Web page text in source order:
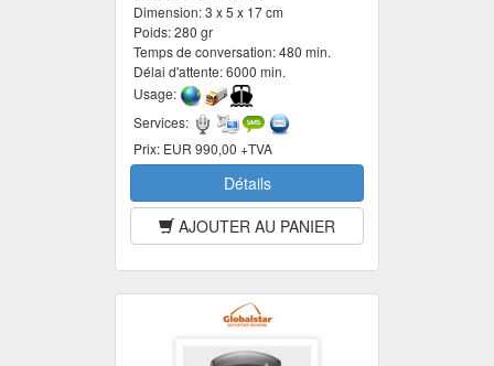
Dimension:3 x 5 x 17 cm
Poids:280 gr
Temps de conversation:480 min.
Délai d'attente:6000 min.
Usage:
Services:
Prix: EUR 990,00 +TVA
Détails
AJOUTER AU PANIER